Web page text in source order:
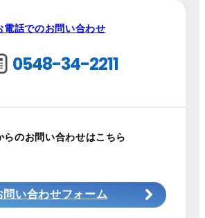
電話でのお問い合わせ
0548-34-2211
らのお問い合わせはこちら
問い合わせフォーム